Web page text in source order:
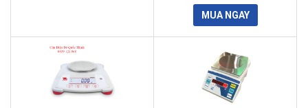
>>> Xem thêm:
Cân điện tử HAE